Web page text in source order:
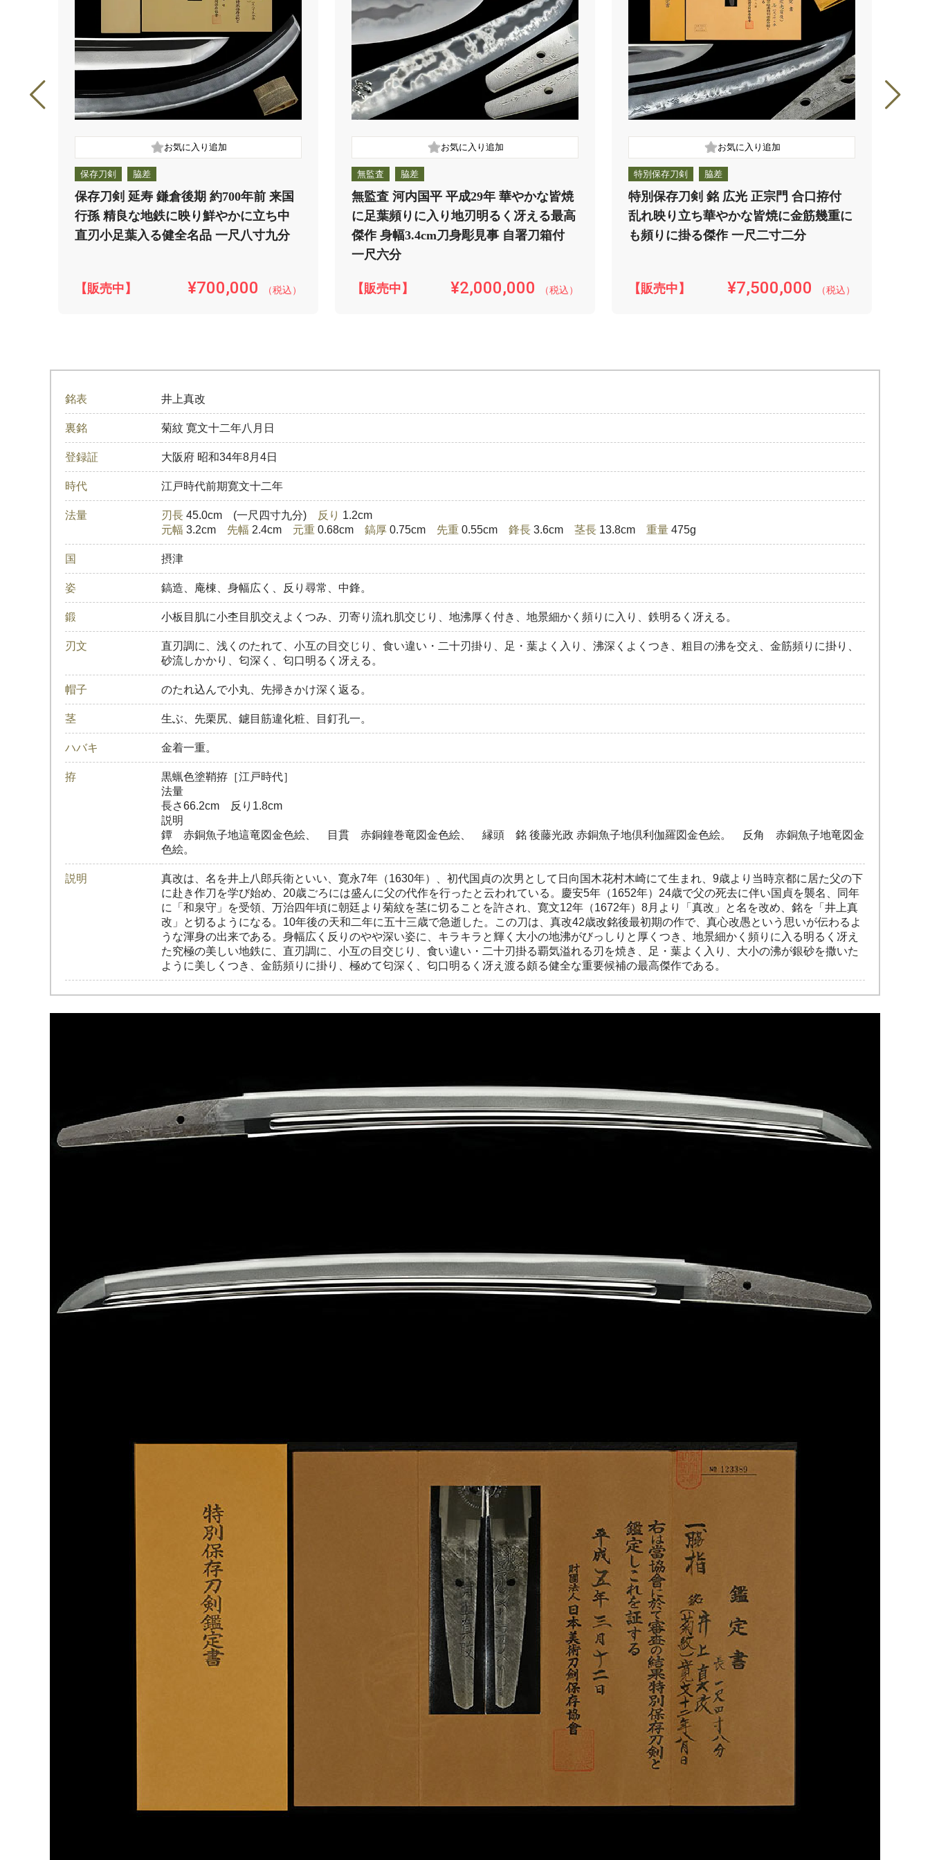
保存刀剣 脇差
保存刀剣 延寿 鎌倉後期 約700年前 来国
行孫 精良な地鉄に映り鮮やかに立ち中
直刃小足葉入る健全名品 一尺八寸九分
【販売中】 ¥700,000 （税込）
無監査 脇差
無監査 河内国平 平成29年 華やかな皆焼
に足葉頻りに入り地刃明るく冴える最高
傑作 身幅3.4cm刀身彫見事 自署刀箱付
一尺六分
【販売中】 ¥2,000,000 （税込）
特別保存刀剣 脇差
特別保存刀剣 銘 広光 正宗門 合口拵付
乱れ映り立ち華やかな皆焼に金筋幾重に
も頻りに掛る傑作 一尺二寸二分
【販売中】 ¥7,500,000 （税込）
銘表 井上真改
裏銘 菊紋 寛文十二年八月日
登録証 大阪府 昭和34年8月4日
時代 江戸時代前期寛文十二年
法量 刃長45.0cm (一尺四寸九分) 反り 1.2cm
元幅 3.2cm 先幅 2.4cm 元重0.68cm 鎬厚0.75cm 先重0.55cm 鋒長3.6cm 茎長13.8cm 重量475g
国 摂津
姿 鎬造、庵棟、身幅広く、反り尋常、中鋒。
鍛 小板目肌に小杢目肌交えよくつみ、刃寄り流れ肌交じり、地沸厚く付き、地景細かく頻りに入り、鉄明るく冴える。
刃文
直刃調に、浅くのたれて、小互の目交じり、食い違い・二十刃掛り、足・葉よく入り、沸深くよくつき、粗目の沸を交え、金筋頻りに掛り、
砂流しかかり、匂深く、匂口明るく冴える。
帽子 のたれ込んで小丸、先掃きかけ深く返る。
茎 生ぶ、先栗尻、鑢目筋違化粧、目釘孔一。
ハバキ 金着一重。
拵
黒蝋色塗鞘拵［江戸時代］
法量
長さ66.2cm 反り1.8cm
説明
鐔 赤銅魚子地這竜図金色絵、 目貫 赤銅鐘巻竜図金色絵、 縁頭 銘 後藤光政 赤銅魚子地倶利伽羅図金色絵。 反角 赤銅魚子地竜図金
色絵。
説明
真改は、名を井上八郎兵衛といい、寛永7年（1630年）、初代国貞の次男として日向国木花村木崎にて生まれ、9歳より当時京都に居た父の下
に赴き作刀を学び始め、20歳ごろには盛んに父の代作を行ったと云われている。慶安5年（1652年）24歳で父の死去に伴い国貞を襲名、同年
に「和泉守」を受領、万治四年頃に朝廷より菊紋を茎に切ることを許され、寛文12年（1672年）8月より「真改」と名を改め、銘を「井上真
改」と切るようになる。10年後の天和二年に五十三歳で急逝した。この刀は、真改42歳改銘後最初期の作で、真心改愚という思いが伝わるよ
うな渾身の出来である。身幅広く反りのやや深い姿に、キラキラと輝く大小の地沸がびっしりと厚くつき、地景細かく頻りに入る明るく冴え
た究極の美しい地鉄に、直刃調に、小互の目交じり、食い違い・二十刃掛る覇気溢れる刃を焼き、足・葉よく入り、大小の沸が銀砂を撒いた
ように美しくつき、金筋頻りに掛り、極めて匂深く、匂口明るく冴え渡る頗る健全な重要候補の最高傑作である。